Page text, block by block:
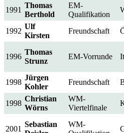
1991
Thomas
Berthold
EM-
Qualifikation
1992
Ulf
Kirsten
Freundschaft
1996
Thomas
Strunz
EM-Vorrunde
1998
Jürgen
Kohler
Freundschaft
1998
Christian
Wörns
WM-
Viertelfinale
2001
Sebastian
WM-